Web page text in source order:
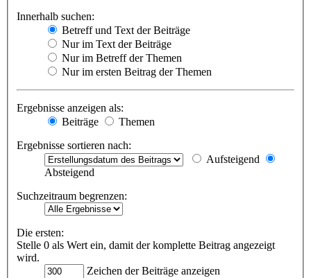
Innerhalb suchen:
Betreff und Text der Beiträge
Nur im Text der Beiträge
Nur im Betreff der Themen
Nur im ersten Beitrag der Themen
Ergebnisse anzeigen als:
Beiträge
Themen
Ergebnisse sortieren nach:
Aufsteigend
Absteigend
Suchzeitraum begrenzen:
Die ersten:
Stelle 0 als Wert ein, damit der komplette Beitrag angezeigt
wird.
Zeichen der Beiträge anzeigen